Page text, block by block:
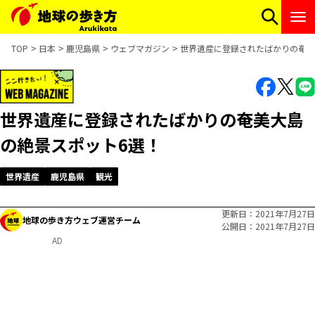
TOP 日本 鹿児島県 ウェブマガジン 世界遺産に登録されたばかりの奄
世界遺産に登録されたばかりの奄美大島
の絶景スポット6選！
世界遺産 鹿児島県 観光
地球の歩き方ウェブ運営チーム
更新日
2021年7月27日
公開日
2021年7月27日
AD